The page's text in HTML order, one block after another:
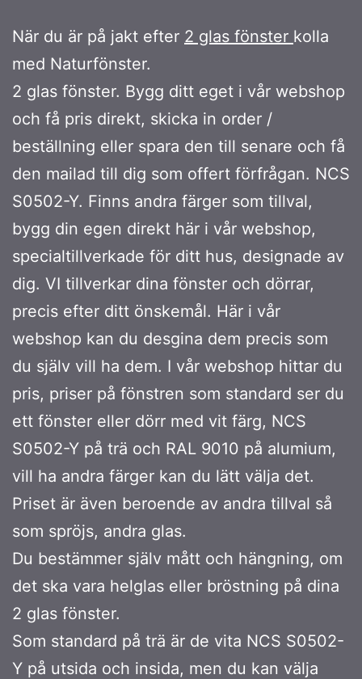
När du är på jakt efter 2 glas fönster kolla
med Naturfönster.
2 glas fönster. Bygg ditt eget i vår webshop
och få pris direkt, skicka in order /
beställning eller spara den till senare och få
den mailad till dig som offert förfrågan. NCS
S0502-Y. Finns andra färger som tillval,
bygg din egen direkt här i vår webshop,
specialtillverkade för ditt hus, designade av
dig. VI tillverkar dina fönster och dörrar,
precis efter ditt önskemål. Här i vår
webshop kan du desgina dem precis som
du själv vill ha dem. I vår webshop hittar du
pris, priser på fönstren som standard ser du
ett fönster eller dörr med vit färg, NCS
S0502-Y på trä och RAL 9010 på alumium,
vill ha andra färger kan du lätt välja det.
Priset är även beroende av andra tillval så
som spröjs, andra glas.
Du bestämmer själv mått och hängning, om
det ska vara helglas eller bröstning på dina
2 glas fönster.
Som standard på trä är de vita NCS S0502-
Y på utsida och insida, men du kan välja